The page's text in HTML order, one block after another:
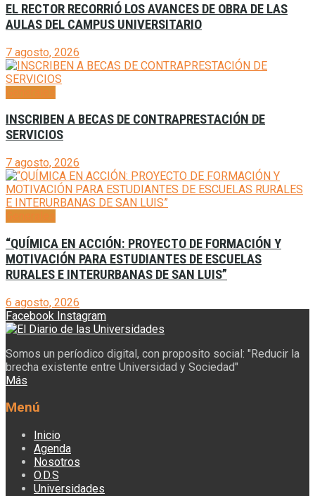
EL RECTOR RECORRIÓ LOS AVANCES DE OBRA DE LAS
AULAS DEL CAMPUS UNIVERSITARIO
7 agosto, 2026
INSCRIBEN A BECAS DE CONTRAPRESTACIÓN DE
SERVICIOS
7 agosto, 2026
“QUÍMICA EN ACCIÓN: PROYECTO DE FORMACIÓN Y
MOTIVACIÓN PARA ESTUDIANTES DE ESCUELAS
RURALES E INTERURBANAS DE SAN LUIS”
6 agosto, 2026
Facebook Instagram
Somos un períodico digital, con proposito social: "Reducir la
brecha existente entre Universidad y Sociedad"
Más
Menú
Inicio
Agenda
Nosotros
O.D.S
Universidades